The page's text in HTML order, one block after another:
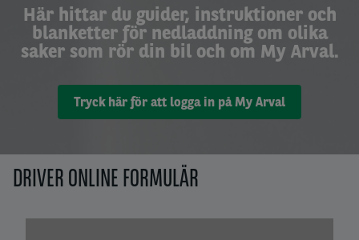
Här hittar du guider, instruktioner och
blanketter för nedladdning om olika
saker som rör din bil och om My Arval.
Tryck här för att logga in på My Arval
DRIVER ONLINE FORMULÄR
Företagsleasing
Vår Expertis
Begagnade Bilar